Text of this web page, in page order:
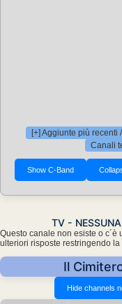
[+] Aggiunte più recenti
Canali
TV -
Questo canale non esiste o
ulteriori risposte restringendo
Il